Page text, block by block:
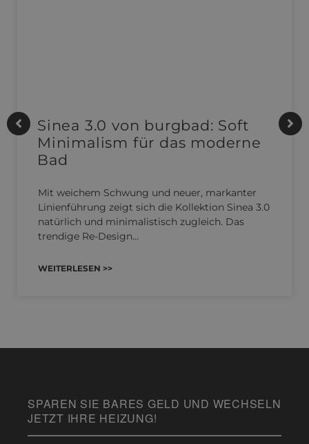
Sinea 3.0 von burgbad: Soft
Minimalism für das moderne
Bad
Mit weichem Schwung und neuer, markanter
Linienführung zeigt sich die Kollektion Sinea 3.0
natürlich und minimalistisch zugleich. Das
trendige Re-Design…
WEITERLESEN >>
SPAREN SIE BARES GELD UND WECHSELN
JETZT IHRE HEIZUNG!